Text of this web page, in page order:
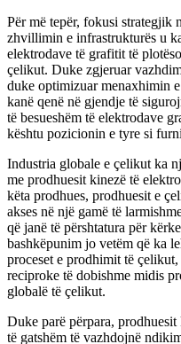
Për më tepër, fokusi strategjik
zhvillimin e infrastrukturës u
elektrodave të grafitit të
çelikut. Duke zgjeruar
duke optimizuar menaxhimin
kanë qenë në gjendje të
të besueshëm të elektrodave
kështu pozicionin e tyre si
Industria globale e çelikut ka
me prodhuesit kinezë të
këta prodhues, prodhuesit e
akses në një gamë të
që janë të përshtatura për
bashkëpunim jo vetëm që ka
proceset e prodhimit të
reciproke të dobishme midis
globalë të çelikut.
Duke parë përpara,
të gatshëm të vazhdojnë